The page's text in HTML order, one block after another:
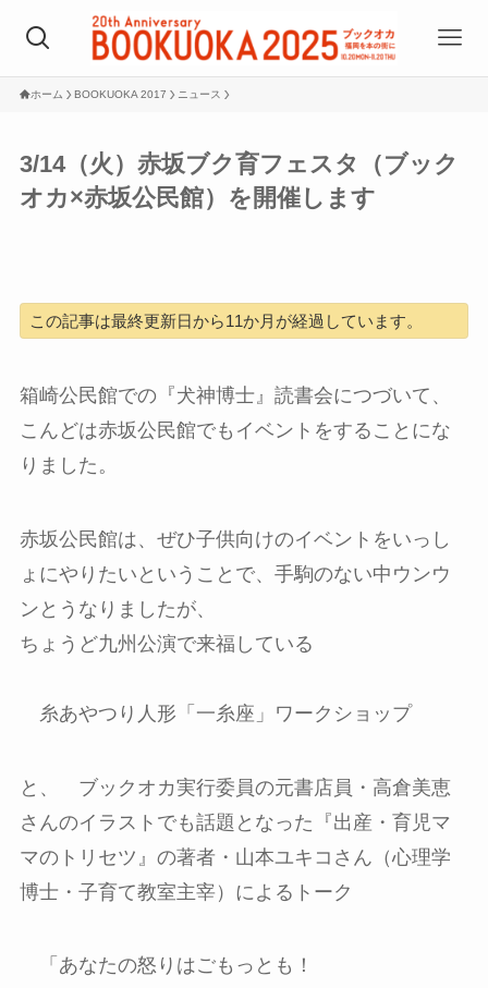
ホーム BOOKUOKA 2017 ニュース
3/14（火）赤坂ブク育フェスタ（ブック
オカ×赤坂公民館）を開催します
この記事は最終更新日から11か月が経過しています。
箱崎公民館での『犬神博士』読書会につづいて、
こんどは赤坂公民館でもイベントをすることにな
りました。
赤坂公民館は、ぜひ子供向けのイベントをいっし
ょにやりたいということで、手駒のない中ウンウ
ンとうなりましたが、
ちょうど九州公演で来福している
糸あやつり人形「一糸座」ワークショップ
と、 ブックオカ実行委員の元書店員・高倉美恵
さんのイラストでも話題となった『出産・育児マ
マのトリセツ』の著者・山本ユキコさん（心理学
博士・子育て教室主宰）によるトーク
「あなたの怒りはごもっとも！